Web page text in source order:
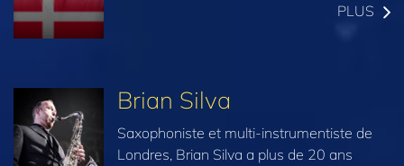
PLUS
Brian Silva
Saxophoniste et multi-instrumentiste de
Londres, Brian Silva a plus de 20 ans